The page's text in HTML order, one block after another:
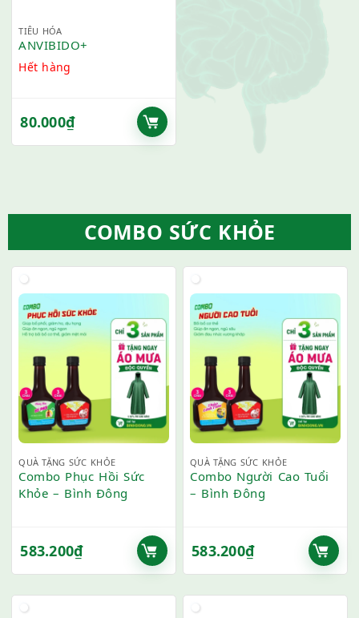
TIÊU HÓA
ANVIBIDO+
Hết hàng
80.000₫
COMBO SỨC KHỎE
QUÀ TẶNG SỨC KHỎE
Combo Phục Hồi Sức
Khỏe – Bình Đông
583.200₫
QUÀ TẶNG SỨC KHỎE
Combo Người Cao Tuổi
– Bình Đông
583.200₫